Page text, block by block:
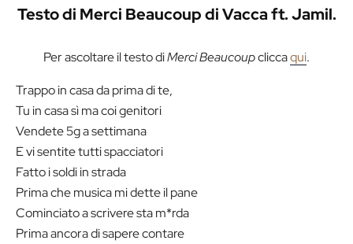
Testo di Merci Beaucoup di Vacca ft. Jamil.
Per ascoltare il testo diMerci Beaucoupcliccaqui.
Trappo in casa da prima di te,
Tu in casa sì ma coi genitori
Vendete 5g a settimana
E vi sentite tutti spacciatori
Fatto i soldi in strada
Prima che musica mi dette il pane
Cominciato a scrivere sta m*rda
Prima ancora di sapere contare